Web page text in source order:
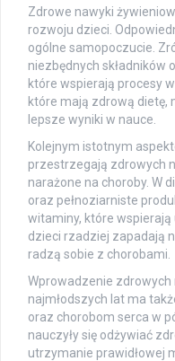
Zdrowe nawyki
rozwoju dzieci.
ogólne samopoczucie.
niezbędnych składników
które wspierają procesy
które mają zdrową dietę,
lepsze wyniki w nauce.
Kolejnym istotnym
przestrzegają zdrowych
narażone na choroby. W
oraz pełnoziarniste
witaminy, które wspierają
dzieci rzadziej zapadają
radzą sobie z chorobami.
Wprowadzenie
najmłodszych lat ma
oraz chorobom serca w
nauczyły się odżywiać
utrzymanie prawidłowej